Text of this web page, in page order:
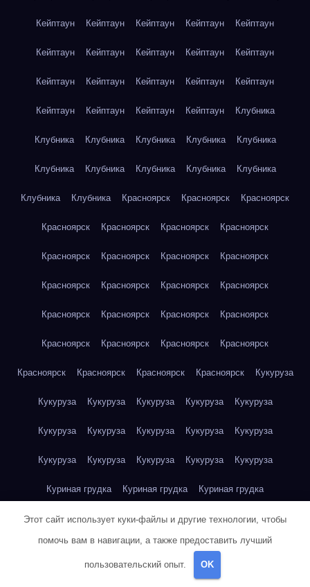
Кейптаун Кейптаун Кейптаун Кейптаун Кейптаун
Кейптаун Кейптаун Кейптаун Кейптаун Кейптаун
Кейптаун Кейптаун Кейптаун Кейптаун Кейптаун
Кейптаун Кейптаун Кейптаун Кейптаун Клубника
Клубника Клубника Клубника Клубника Клубника
Клубника Клубника Клубника Клубника Клубника
Клубника Клубника Красноярск Красноярск Красноярск
Красноярск Красноярск Красноярск Красноярск
Красноярск Красноярск Красноярск Красноярск
Красноярск Красноярск Красноярск Красноярск
Красноярск Красноярск Красноярск Красноярск
Красноярск Красноярск Красноярск Красноярск
Красноярск Красноярск Красноярск Красноярск Кукуруза
Кукуруза Кукуруза Кукуруза Кукуруза Кукуруза
Кукуруза Кукуруза Кукуруза Кукуруза Кукуруза
Кукуруза Кукуруза Кукуруза Кукуруза Кукуруза
Куриная грудка Куриная грудка Куриная грудка
Куриная грудка Куриная грудка Куриная грудка
Куриная грудка Куриная грудка
Куриное яйцо
Этот сайт использует куки-файлы и другие технологии, чтобы
помочь вам в навигации, а также предоставить лучший
пользовательский опыт. OK